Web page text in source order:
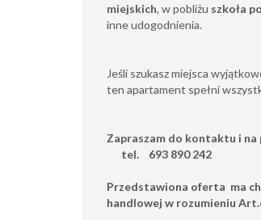
miejskich, w pobliżu szkoła
inne udogodnienia.
Jeśli szukasz miejsca
ten apartament spełni
Zapraszam do kontaktu i
tel. 693 890 242
Przedstawiona oferta ma
handlowej w rozumieniu